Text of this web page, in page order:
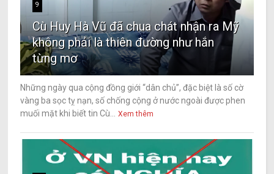
9
Cù Huy Hà Vũ đã chua chát nhận ra Mỹ
không phải là thiên đường như hắn
từng mơ
Những ngày qua cộng đồng giới “dân chủ”, đặc biệt là số cờ
vàng ba sọc tỵ nạn, số chống cộng ở nước ngoài được phen
muối mặt khi biết tin Cù...
Xem thêm